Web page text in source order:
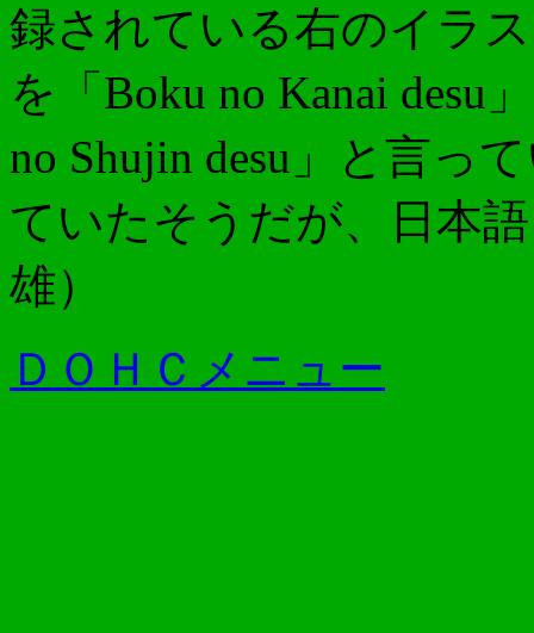
録されている右のイラ
を「Boku no Kanai desu
no Shujin desu」と言っ
ていたそうだが、日本
雄）
ＤＯＨＣメニュー